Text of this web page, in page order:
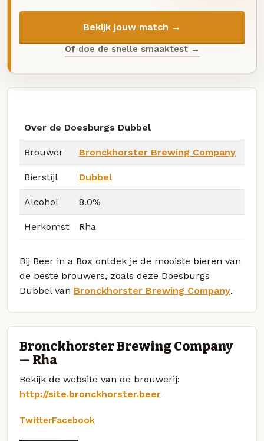
Bekijk jouw match →
Of doe de snelle smaaktest →
Over de Doesburgs Dubbel
Brouwer Bronckhorster Brewing Company
Bierstijl Dubbel
Alcohol 8.0%
Herkomst Rha
Bij Beer in a Box ontdek je de mooiste bieren van
de beste brouwers, zoals deze Doesburgs
Dubbel van Bronckhorster Brewing Company.
Bronckhorster Brewing Company
— Rha
Bekijk de website van de brouwerij:
http://site.bronckhorster.beer
TwitterFacebook